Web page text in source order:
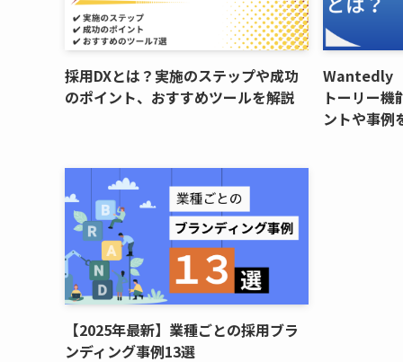
採用DXとは？実施のステップや成功
のポイント、おすすめツールを解説
Wantedly
トーリー機
ントや事例
【2025年最新】業種ごとの採用ブラ
ンディング事例13選